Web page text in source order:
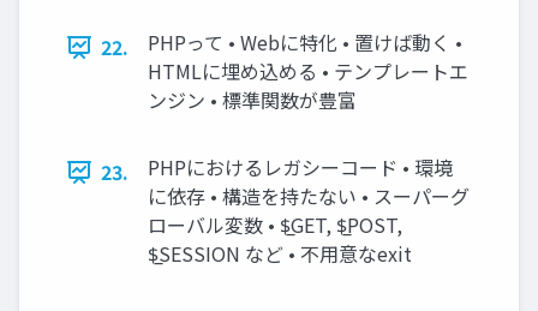
22.
PHPって • Webに特化 • 置けば動く •
HTMLに埋め込める • テンプレートエ
ンジン • 標準関数が豊富
23.
PHPにおけるレガシーコード • 環境
に依存 • 構造を持たない • スーパーグ
ローバル変数 • $̲GET, $̲POST,
$̲SESSION など • 不用意なexit